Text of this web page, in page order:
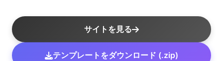
サイトを見る
テンプレートをダウンロード (.zip)